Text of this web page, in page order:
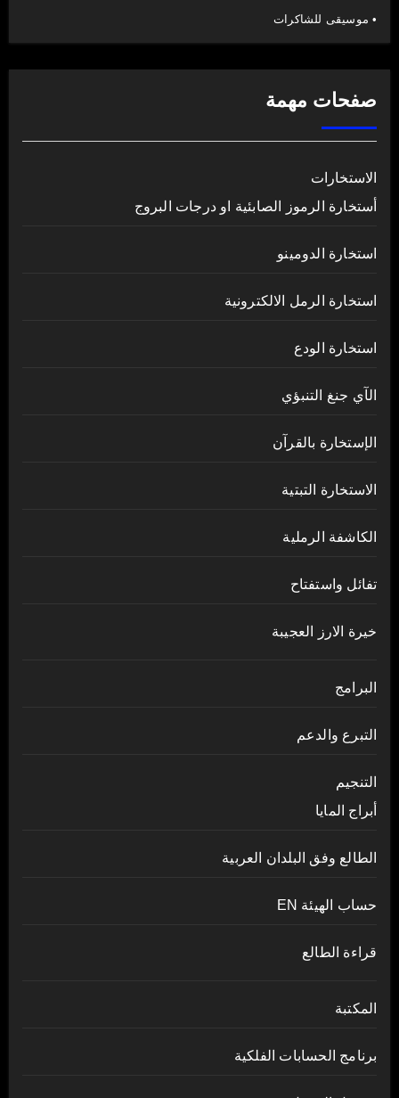
• موسيقى للشاكرات
صفحات مهمة
الاستخارات
أستخارة الرموز الصابئية او درجات البروج
استخارة الدومينو
استخارة الرمل الالكترونية
استخارة الودع
الآي جنغ التنبؤي
الإستخارة بالقرآن
الاستخارة التبتية
الكاشفة الرملية
تفائل واستفتاح
خيرة الارز العجيبة
البرامج
التبرع والدعم
التنجيم
أبراج المايا
الطالع وفق البلدان العربية
حساب الهيئة EN
قراءة الطالع
المكتبة
برنامج الحسابات الفلكية